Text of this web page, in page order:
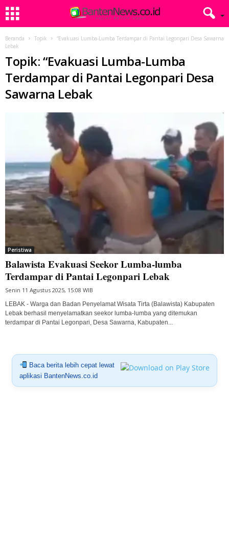
Beranda Topik
“Evakuasi Lumba-Lumba Terdampar di Pantai Legonpari Desa Sawarna
Lebak
Topik: “Evakuasi Lumba-Lumba
Terdampar di Pantai Legonpari Desa
Sawarna Lebak
Peristiwa
Balawista Evakuasi Seekor Lumba-lumba
Terdampar di Pantai Legonpari Lebak
Senin 11 Agustus 2025, 15:08 WIB
LEBAK - Warga dan Badan Penyelamat Wisata Tirta (Balawista) Kabupaten
Lebak berhasil menyelamatkan seekor lumba-lumba yang ditemukan
terdampar di Pantai Legonpari, Desa Sawarna, Kabupaten...
Baca berita lebih cepat lewat
aplikasi BantenNews.co.id